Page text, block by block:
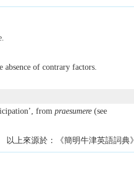
absence of contrary factors.
from praesumere(see
以上來源於：《簡明牛津英語詞典》